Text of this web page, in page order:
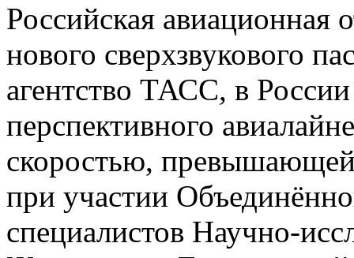
Российская авиационная
нового сверхзвукового
агентство ТАСС, в
перспективного
скоростью, превышающей
при участии
специалистов Научно-